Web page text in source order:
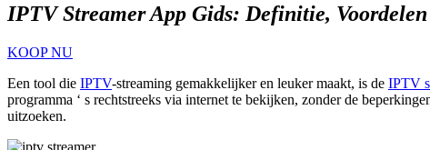
IPTV Streamer App Gids: Definitie,
KOOP NU
Een tool die IPTV-streaming gemakkelijker en leuker maakt, is de IPTV
programma ‘ s rechtstreeks via internet te bekijken, zonder de
uitzoeken.